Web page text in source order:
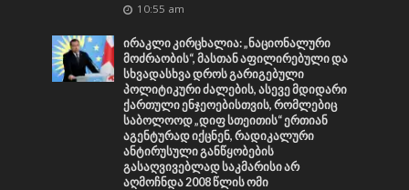
10:55 am
ირაკლი კირცხალია: „ნაციონალური
მოძრაობის“, მასთან აფილირებული და
სხვადასხვა დროს გარიგებული
პოლიტიკური ძალების, ასევე მდიდარი
ქართული ენჯეოებისთვის, რომლებიც
საბოლოოდ „დიფ სთეითის“ ერთიან
აგენტურად იქცნენ, რადიკალური
ანტირუსული განწყობების
გასაღვივებლად საკმარისი არ
აღმოჩნდა 2008 წლის ომი